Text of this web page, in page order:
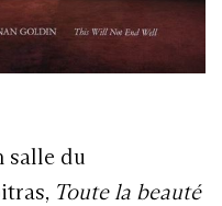
salle du
Toute la beauté